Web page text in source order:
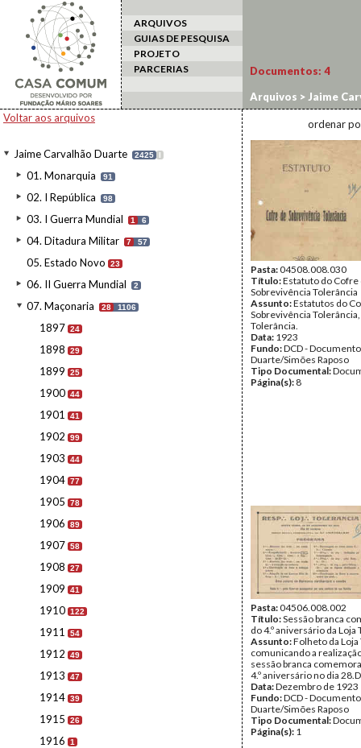
ARQUIVOS
GUIAS DE PESQUISA
PROJETO
PARCERIAS
Voltar aos arquivos
Jaime Carvalhão Duarte 2425 I
01. Monarquia 91
02. I República 98
03. I Guerra Mundial 1 6
04. Ditadura Militar 7 57
05. Estado Novo 23
06. II Guerra Mundial 2
07. Maçonaria 28 1106
1897 24
1898 29
1899 25
1900 44
1901 41
1902 99
1903 44
1904 77
1905 78
1906 89
1907 58
1908 27
1909 41
1910 122
1911 54
1912 49
1913 47
1914 39
1915 26
1916 1
Documentos: 4
Arquivos > Jaime
ordenar
Pasta:04508.008.030
Título:Estatuto do Cofre
Sobrevivência Tolerância
Assunto:Estatutos do
Sobrevivência
Tolerância.
Data: 1923
Fundo:DCD -
Duarte/Simões Raposo
Tipo Documental:
Página(s): 8
Pasta:04506.008.002
Título:Sessão branca
do 4.º aniversário da Loja
Assunto:Folheto da
comunicando a
sessão branca
4.º aniversário no dia
Data:Dezembro de 1923
Fundo:DCD -
Duarte/Simões Raposo
Tipo Documental:
Página(s): 1